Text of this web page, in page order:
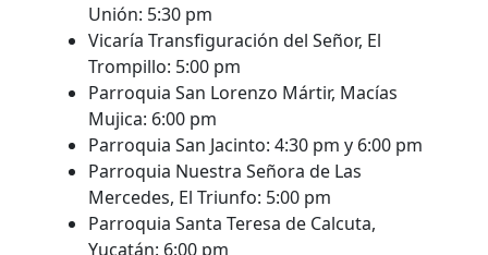
Unión: 5:30 pm
Vicaría Transfiguración del Señor, El
Trompillo: 5:00 pm
Parroquia San Lorenzo Mártir, Macías
Mujica: 6:00 pm
Parroquia San Jacinto: 4:30 pm y 6:00 pm
Parroquia Nuestra Señora de Las
Mercedes, El Triunfo: 5:00 pm
Parroquia Santa Teresa de Calcuta,
Yucatán: 6:00 pm